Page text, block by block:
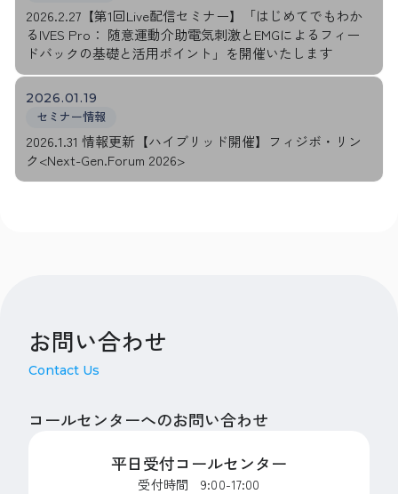
2026.2.27【第1回Live配信セミナー】「はじめてでもわか
るIVES Pro： 随意運動介助電気刺激とEMGによるフィー
ドバックの基礎と活用ポイント」を開催いたします
2026.01.19
セミナー情報
2026.1.31 情報更新【ハイブリッド開催】フィジボ・リン
ク<Next-Gen.Forum 2026>
お問い合わせ
Contact Us
コールセンターへのお問い合わせ
平日受付コールセンター
受付時間 9:00-17:00